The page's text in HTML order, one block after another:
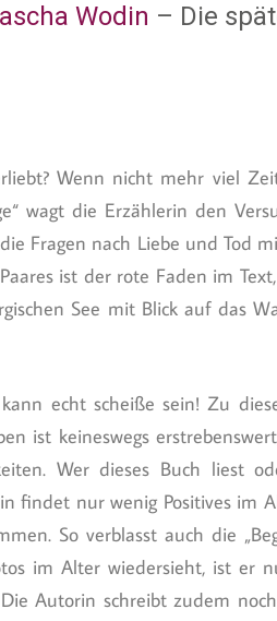
Wodin – Die
Wenn nicht mehr viel
wagt die Erzählerin den
Fragen nach Liebe und Tod
ist der rote Faden im
See mit Blick auf das
echt scheiße sein! Zu
ist keineswegs
Wer dieses Buch liest
findet nur wenig Positives im
So verblasst auch die
im Alter wiedersieht, ist er
Autorin schreibt zudem